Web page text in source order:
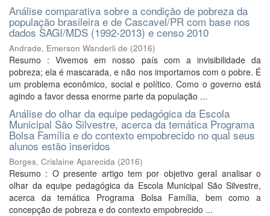
Análise comparativa sobre a condição de pobreza da
população brasileira e de Cascavel/PR com base nos
dados SAGI/MDS (1992-2013) e censo 2010
Andrade, Emerson Wanderli de (2016)
Resumo : Vivemos em nosso país com a invisibilidade da
pobreza; ela é mascarada, e não nos importamos com o pobre. É
um problema econômico, social e político. Como o governo está
agindo a favor dessa enorme parte da população ...
Análise do olhar da equipe pedagógica da Escola
Municipal São Silvestre, acerca da temática Programa
Bolsa Família e do contexto empobrecido no qual seus
alunos estão inseridos
Borges, Crislaine Aparecida (2016)
Resumo : O presente artigo tem por objetivo geral analisar o
olhar da equipe pedagógica da Escola Municipal São Silvestre,
acerca da temática Programa Bolsa Família, bem como a
concepção de pobreza e do contexto empobrecido ...